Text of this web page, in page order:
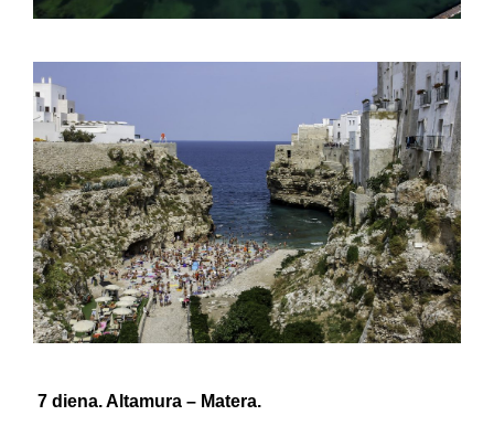
7 diena. Altamura – Matera.